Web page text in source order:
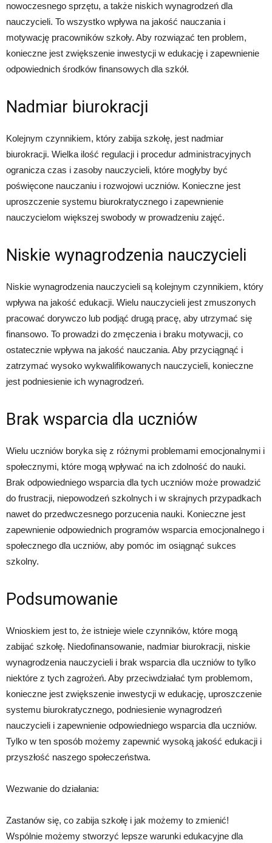
nowoczesnego sprzętu, a także niskich wynagrodzeń dla
nauczycieli. To wszystko wpływa na jakość nauczania i
motywację pracowników szkoły. Aby rozwiązać ten problem,
konieczne jest zwiększenie inwestycji w edukację i zapewnienie
odpowiednich środków finansowych dla szkół.
Nadmiar biurokracji
Kolejnym czynnikiem, który zabija szkołę, jest nadmiar
biurokracji. Wielka ilość regulacji i procedur administracyjnych
ogranicza czas i zasoby nauczycieli, które mogłyby być
poświęcone nauczaniu i rozwojowi uczniów. Konieczne jest
uproszczenie systemu biurokratycznego i zapewnienie
nauczycielom większej swobody w prowadzeniu zajęć.
Niskie wynagrodzenia nauczycieli
Niskie wynagrodzenia nauczycieli są kolejnym czynnikiem, który
wpływa na jakość edukacji. Wielu nauczycieli jest zmuszonych
pracować dorywczo lub podjąć drugą pracę, aby utrzymać się
finansowo. To prowadzi do zmęczenia i braku motywacji, co
ostatecznie wpływa na jakość nauczania. Aby przyciągnąć i
zatrzymać wysoko wykwalifikowanych nauczycieli, konieczne
jest podniesienie ich wynagrodzeń.
Brak wsparcia dla uczniów
Wielu uczniów boryka się z różnymi problemami emocjonalnymi i
społecznymi, które mogą wpływać na ich zdolność do nauki.
Brak odpowiedniego wsparcia dla tych uczniów może prowadzić
do frustracji, niepowodzeń szkolnych i w skrajnych przypadkach
nawet do przedwczesnego porzucenia nauki. Konieczne jest
zapewnienie odpowiednich programów wsparcia emocjonalnego i
społecznego dla uczniów, aby pomóc im osiągnąć sukces
szkolny.
Podsumowanie
Wnioskiem jest to, że istnieje wiele czynników, które mogą
zabijać szkołę. Niedofinansowanie, nadmiar biurokracji, niskie
wynagrodzenia nauczycieli i brak wsparcia dla uczniów to tylko
niektóre z tych zagrożeń. Aby przeciwdziałać tym problemom,
konieczne jest zwiększenie inwestycji w edukację, uproszczenie
systemu biurokratycznego, podniesienie wynagrodzeń
nauczycieli i zapewnienie odpowiedniego wsparcia dla uczniów.
Tylko w ten sposób możemy zapewnić wysoką jakość edukacji i
przyszłość naszego społeczeństwa.
Wezwanie do działania:
Zastanów się, co zabija szkołę i jak możemy to zmienić!
Wspólnie możemy stworzyć lepsze warunki edukacyjne dla